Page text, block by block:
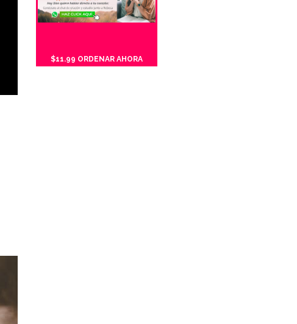
$11.99 ORDENAR AHORA